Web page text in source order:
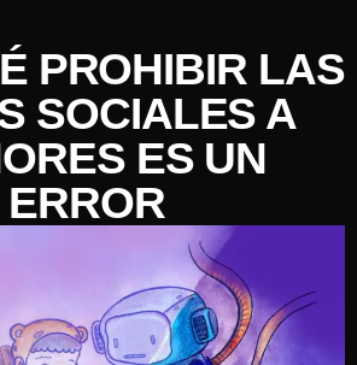
PROHIBIR LAS
SOCIALES A
ES UN
ERROR